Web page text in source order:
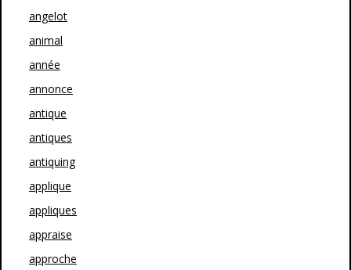
angelot
animal
année
annonce
antique
antiques
antiquing
applique
appliques
appraise
approche